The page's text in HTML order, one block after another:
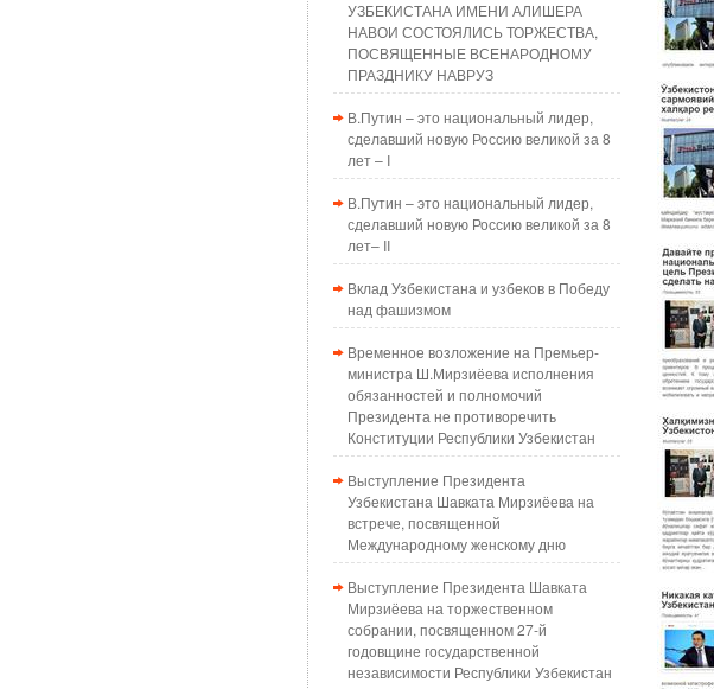
УЗБЕКИСТАНА ИМЕНИ АЛИШЕРА
НАВОИ СОСТОЯЛИСЬ ТОРЖЕСТВА,
ПОСВЯЩЕННЫЕ ВСЕНАРОДНОМУ
ПРАЗДНИКУ НАВРУЗ
В.Путин – это национальный лидер,
сделавший новую Россию великой за 8
лет – I
В.Путин – это национальный лидер,
сделавший новую Россию великой за 8
лет– II
Вклад Узбекистана и узбеков в Победу
над фашизмом
Временное возложение на Премьер-
министра Ш.Мирзиёева исполнения
обязанностей и полномочий
Президента не противоречить
Конституции Республики Узбекистан
Выступление Президента
Узбекистана Шавката Мирзиёева на
встрече, посвященной
Международному женскому дню
Выступление Президента Шавката
Мирзиёева на торжественном
собрании, посвященном 27-й
годовщине государственной
независимости Республики Узбекистан